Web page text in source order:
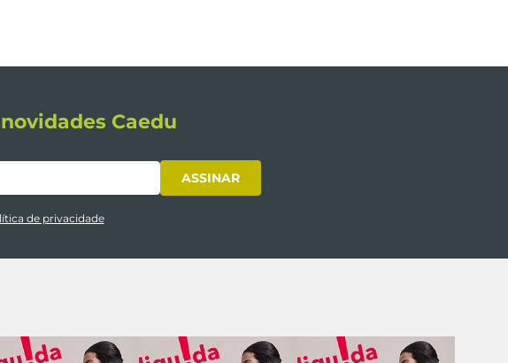
Caedu
ASSINAR
de privacidade